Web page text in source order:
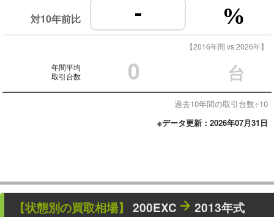
対10年前比 - %
【2016年間 vs 2026年】
年間平均
取引台数
0 台
過去10年間の取引台数÷10
※データ更新：2026年07月31日
【状態別の買取相場】 200EXC 2013年式